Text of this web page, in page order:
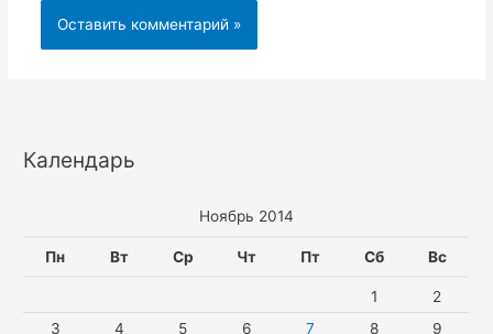
Календарь
Ноябрь 2014
Пн Вт Ср Чт Пт Сб Вс
1
2
3
4 5 6 7 8 9